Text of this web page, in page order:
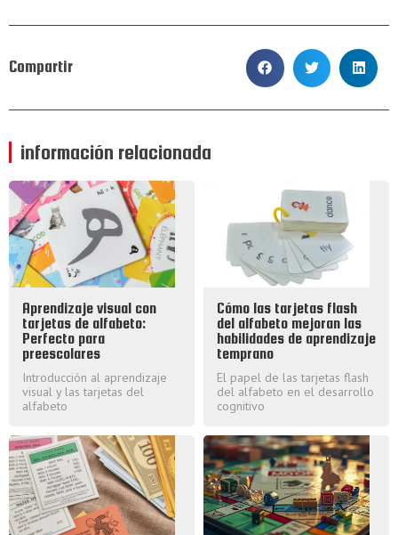
Compartir
información relacionada
Aprendizaje visual con
tarjetas de alfabeto:
Perfecto para
preescolares
Introducción al aprendizaje
visual y las tarjetas del
alfabeto
Cómo las tarjetas flash
del alfabeto mejoran las
habilidades de aprendizaje
temprano
El papel de las tarjetas flash
del alfabeto en el desarrollo
cognitivo